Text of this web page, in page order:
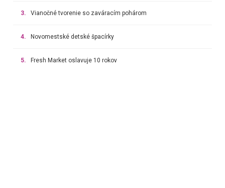
3. Vianočné tvorenie so zaváracím pohárom
4. Novomestské detské špacírky
5. Fresh Market oslavuje 10 rokov